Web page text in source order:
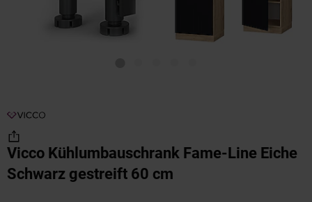
Vicco Kühlumbauschrank Fame-Line Eiche
Schwarz gestreift 60 cm